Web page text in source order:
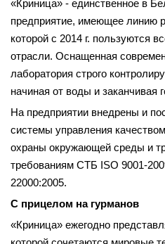
«Криница» - единственное в
предприятие, имеющее линию
которой с 2014 г. пользуются
отрасли. Оснащенная
лаборатория строго
начиная от воды и заканчивая
На предприятии внедрены и
системы управления
охраны окружающей среды и
требованиям СТБ ISO 9001-
22000:2005.
С прицелом на гурманов
«Криница» ежегодно